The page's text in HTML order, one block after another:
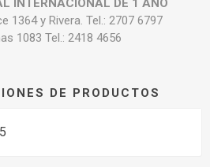
INTERNACIONAL DE 1 AÑO
1364 y Rivera. Tel.: 2707 6797
1083 Tel.: 2418 4656
DE PRODUCTOS